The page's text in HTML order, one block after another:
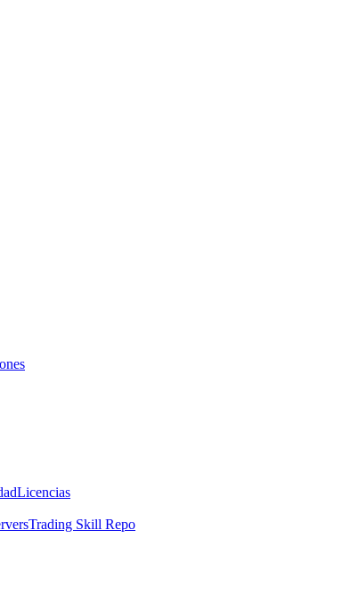
Licencias
Trading Skill Repo